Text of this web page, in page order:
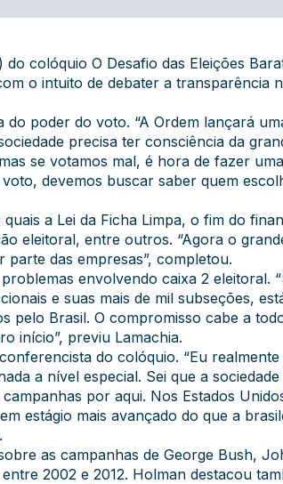
colóquio O Desafio das Eleições
o intuito de debater a transparência
poder do voto. “A Ordem lançará
precisa ter consciência da
se votamos mal, é hora de fazer
devemos buscar saber quem
a Lei da Ficha Limpa, o fim do
eleitoral, entre outros. “Agora o
das empresas”, completou.
envolvendo caixa 2 eleitoral.
e suas mais de mil subseções,
pelo Brasil. O compromisso cabe a
início”, previu Lamachia.
do colóquio. “Eu realmente
a nível especial. Sei que a
por aqui. Nos Estados
estágio mais avançado do que a
as campanhas de George Bush,
2002 e 2012. Holman destacou